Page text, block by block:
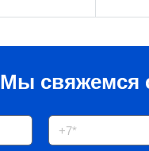
Мы свяжемся